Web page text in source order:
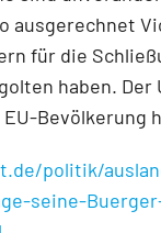
ausgerechnet
für die
haben. Der
Bevölkerung
politik/
seine-